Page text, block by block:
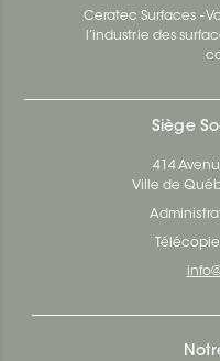
Ceratec Surfaces -
l’industrie des
Siège
414
Ville de